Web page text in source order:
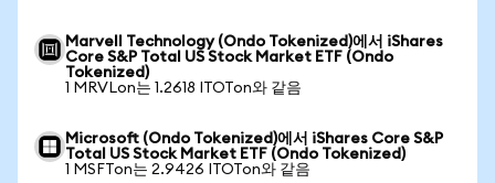
Marvell Technology (Ondo Tokenized)에서 iShares
Core S&P Total US Stock Market ETF (Ondo
Tokenized)
1 MRVLon는 1.2618 ITOTon와 같음
Microsoft (Ondo Tokenized)에서 iShares Core S&P
Total US Stock Market ETF (Ondo Tokenized)
1 MSFTon는 2.9426 ITOTon와 같음